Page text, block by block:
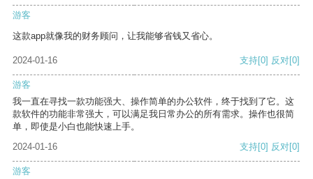
游客
这款app就像我的财务顾问，让我能够省钱又省心。
2024-01-16 支持[0] 反对[0]
游客
我一直在寻找一款功能强大、操作简单的办公软件，终于找到了它。这
款软件的功能非常强大，可以满足我日常办公的所有需求。操作也很简
单，即使是小白也能快速上手。
2024-01-16
支持[0] 反对[0]
游客